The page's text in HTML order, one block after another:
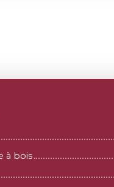
à bois